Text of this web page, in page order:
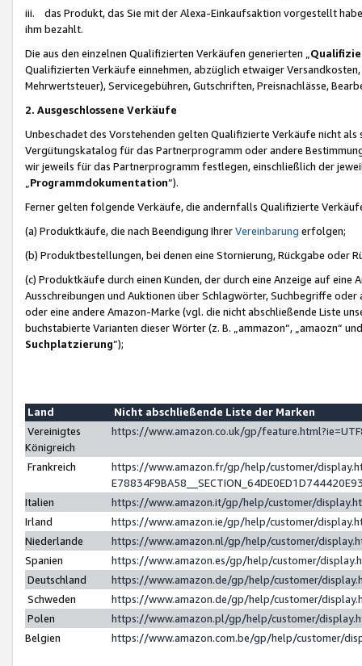
iii. das Produkt, das Sie mit der Alexa-Einkaufsaktion vorgestellt
ihm bezahlt.
Die aus den einzelnen Qualifizierten Verkäufen generierten „
Qualifizierten Verkäufe einnehmen, abzüglich etwaiger
Mehrwertsteuer), Servicegebühren, Gutschriften, Preisnachlässe,
2. Ausgeschlossene Verkäufe
Unbeschadet des Vorstehenden gelten Qualifizierte Verkäufe nicht
Vergütungskatalog für das Partnerprogramm oder andere
wir jeweils für das Partnerprogramm festlegen, einschließlich der
Programmdokumentation“).
Ferner gelten folgende Verkäufe, die andernfalls Qualifizierte
(a) Produktkäufe, die nach Beendigung IhrerVereinbarung erfolgen;
(b) Produktbestellungen, bei denen eine Stornierung, Rückgabe oder
(c) Produktkäufe durch einen Kunden, der durch eine Anzeige auf
Ausschreibungen und Auktionen über Schlagwörter, Suchbegriffe
oder eine andere Amazon-Marke (vgl. die nicht abschließende Liste
buchstabierte Varianten dieser Wörter (z. B. „ammazon“, „amaozn“
Suchplatzierung”);
Land
Nicht abschließende Liste der Marken
Vereinigtes
Königreich
https://www.amazon.co.uk/gp/
Frankreich
https://www.amazon.fr/gp/help/customer/
Italien
https://www.amazon.it/gp/help/customer/
Irland
https://www.amazon.ie/gp/help/customer/
Niederlande
https://www.amazon.nl/gp/help/customer/
Spanien
https://www.amazon.es/gp/help/customer/
Deutschland
https://www.amazon.de/gp/help/customer/
Schweden
https://www.amazon.de/gp/help/customer/
Polen
https://www.amazon.pl/gp/help/customer/
Belgien
https://www.amazon.com.be/gp/help/customer/